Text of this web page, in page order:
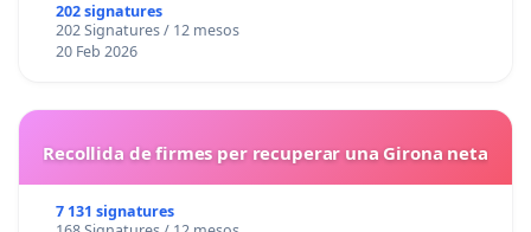
202 signatures
202 Signatures / 12 mesos
20 Feb 2026
Recollida de firmes per recuperar una Girona neta
7 131 signatures